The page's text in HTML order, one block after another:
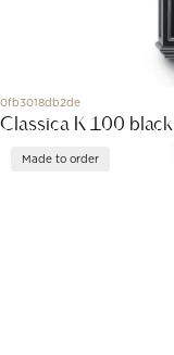
0fb3018db2de
Classica K 100 black
Made to order